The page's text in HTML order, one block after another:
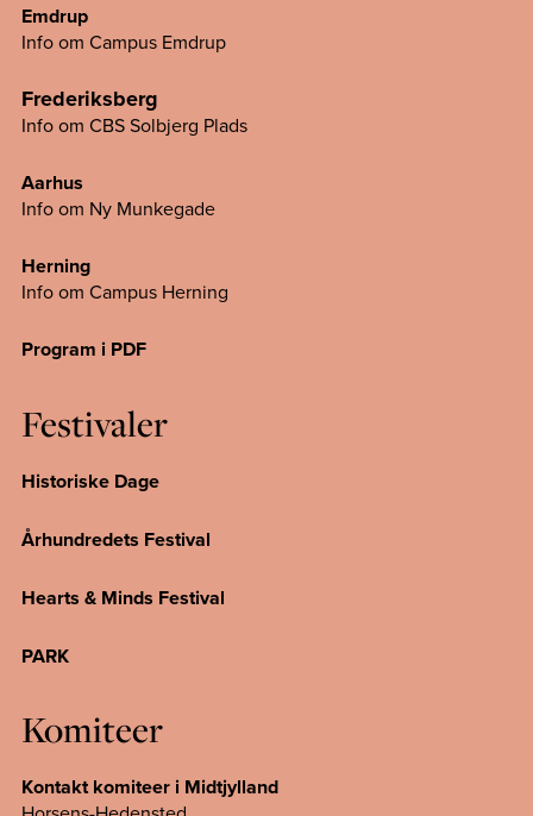
Emdrup
Info om Campus Emdrup
Frederiksberg
Info om CBS Solbjerg Plads
Aarhus
Info om Ny Munkegade
Herning
Info om Campus Herning
Program i PDF
Festivaler
Historiske Dage
Århundredets Festival
Hearts & Minds Festival
PARK
Komiteer
Kontakt komiteer i Midtjylland